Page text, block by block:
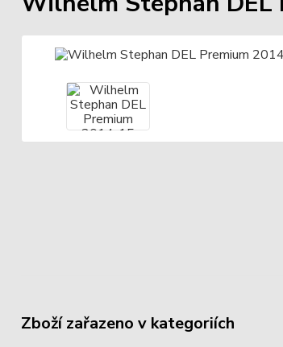
Zboží zařazeno v kategoriích